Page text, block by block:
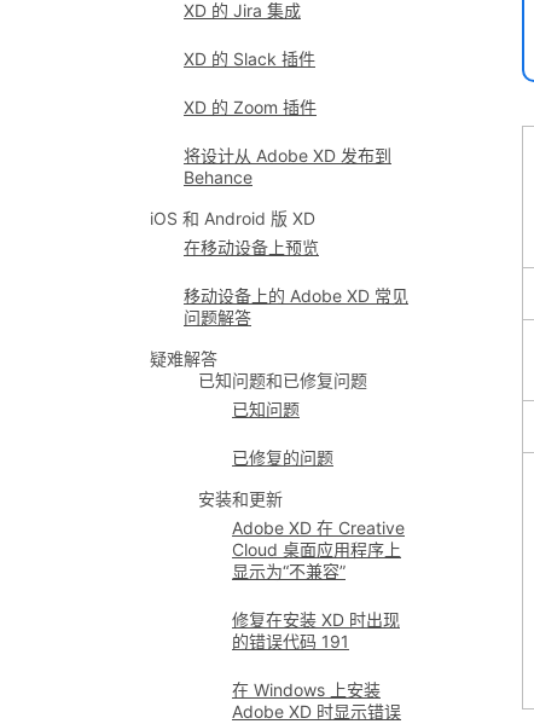
XD 的 Jira 集成
XD 的 Slack 插件
XD 的 Zoom 插件
将设计从 Adobe XD 发布到
Behance
iOS 和 Android 版 XD
在移动设备上预览
移动设备上的 Adobe XD 常见
问题解答
疑难解答
已知问题和已修复问题
已知问题
已修复的问题
安装和更新
Adobe XD 在 Creative
Cloud 桌面应用程序上
显示为“不兼容”
修复在安装 XD 时出现
的错误代码 191
在 Windows 上安装
Adobe XD 时显示错误